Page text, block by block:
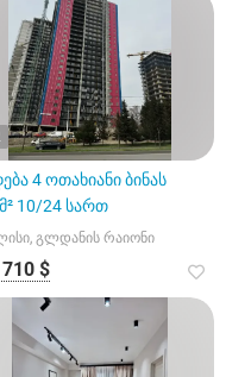
4 ოთახიანი ბინას
10/24 სართ
გლდანის რაიონი
$